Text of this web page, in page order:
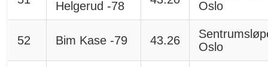
Helgerud -78
Oslo
52 Bim Kase -79 43.26
Oslo